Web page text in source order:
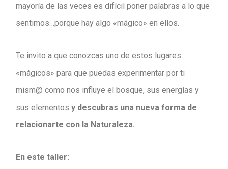
mayoría de las veces es difícil poner palabras a lo que
sentimos…porque hay algo «mágico» en ellos.
Te invito a que conozcas uno de estos lugares
«mágicos» para que puedas experimentar por ti
mism@ como nos influye el bosque, sus energías y
sus elementosy descubras una nueva forma de
relacionarte con la Naturaleza.
En este taller: